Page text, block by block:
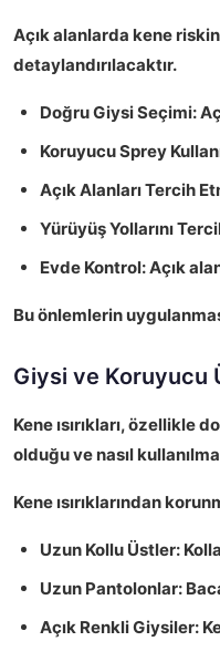
Açık alanlarda kene
detaylandırılacaktır.
Doğru Giysi Seçimi:
Koruyucu Sprey
Açık Alanları Tercih
Yürüyüş Yollarını
Evde Kontrol:Açık
Bu önlemlerin
Giysi ve Koruyucu
Kene ısırıkları, özellikle
olduğu ve nasıl
Kene ısırıklarından
Uzun Kollu Üstler:
Uzun Pantolonlar:
Açık Renkli Giysiler: